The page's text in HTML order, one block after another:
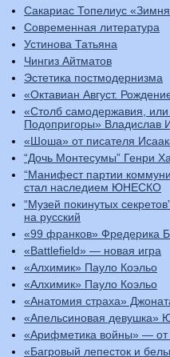
Сакариас Топелиус
Современная литература
Устинова Татьяна
Чингиз Айтматов
Эстетика постмодернизма
«Октавиан Август.
«Столб самодержавия,
Подопригоры» Владислав
«Шоша» от писателя
“Дочь Монтесумы” Генри
“Манифест партии
стал наследием ЮНЕСКО
“Музей покинутых
на русский
«99 франков» Фредерика
«Battlefield» — новая игра
«Алхимик» Пауло Коэльо
«Алхимик» Пауло Коэльо
«Анатомия страха»
«Апельсиновая девушка»
«Арифметика войны» — от
«Багровый лепесток и